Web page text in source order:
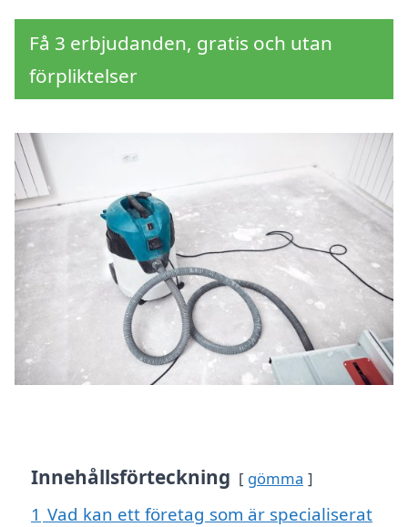
Få 3 erbjudanden, gratis och utan
förpliktelser
Innehållsförteckning gömma
1 Vad kan ett företag som är specialiserat